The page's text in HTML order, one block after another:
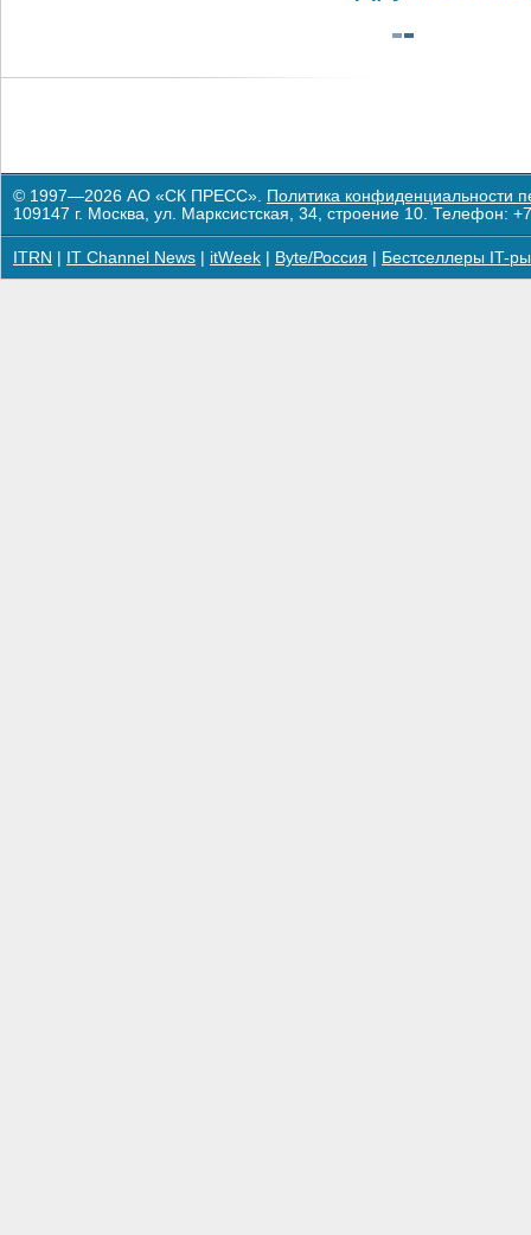
© 1997—2026 АО «СК ПРЕСС». Политика конфиденциальности
109147 г. Москва, ул. Марксистская, 34, строение 10. Телефон:
ITRN IT Channel News itWeek Byte/Россия Бестселлеры IT-